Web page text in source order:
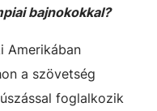
bajnokokkal?
Amerikában
a szövetség
foglalkozik